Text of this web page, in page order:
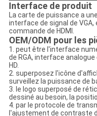
Interface de produit
La carte de puissance a
interface de signal de
commande de HDMI.
OEM/ODM pour les
1. peut être l'interface
de RGA, interface analogue
HD.
2. superposez l'icône
surveillez la puissance de
3. le logo superposé de
dessiné au besoin, la
4. par le protocole de
l'ajustement de contraste